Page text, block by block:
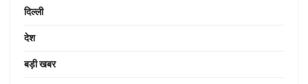
दिल्ली
देश
बड़ी खबर